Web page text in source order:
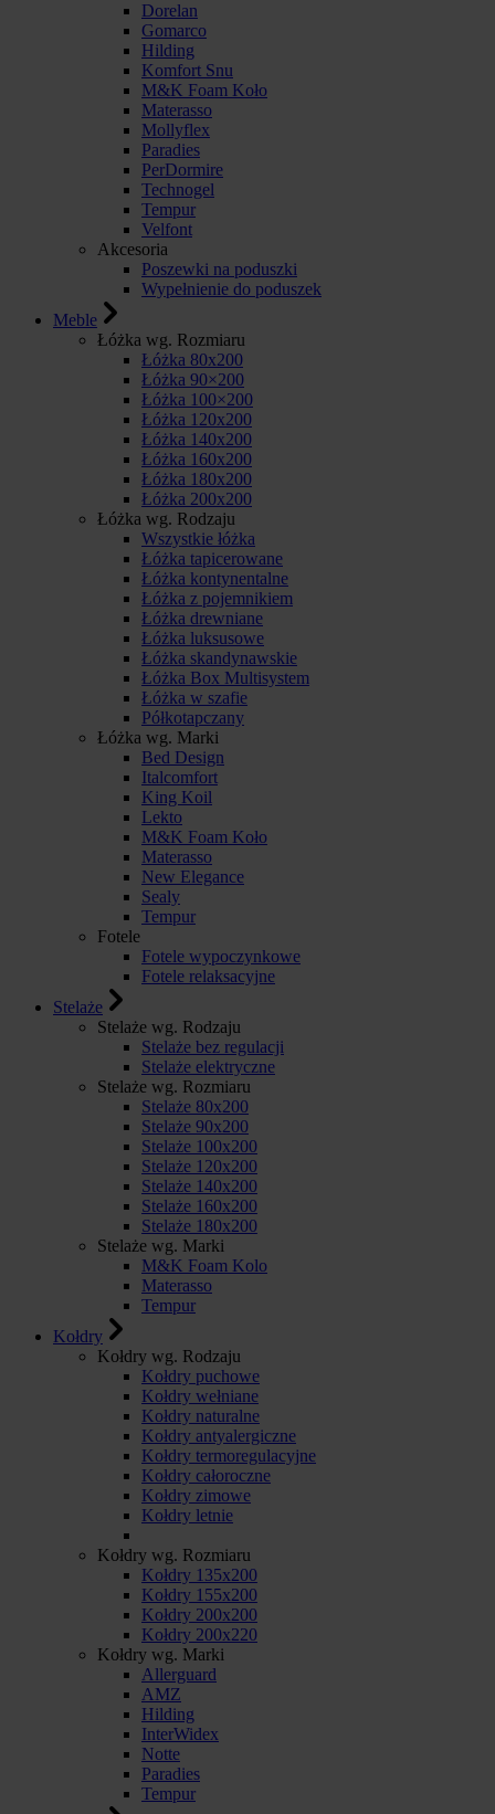
Dorelan
Gomarco
Hilding
Komfort Snu
M&K Foam Koło
Materasso
Mollyflex
Paradies
PerDormire
Technogel
Tempur
Velfont
Akcesoria
Poszewki na poduszki
Wypełnienie do poduszek
Meble
Łóżka wg. Rozmiaru
Łóżka 80x200
Łóżka 90×200
Łóżka 100×200
Łóżka 120x200
Łóżka 140x200
Łóżka 160x200
Łóżka 180x200
Łóżka 200x200
Łóżka wg. Rodzaju
Wszystkie łóżka
Łóżka tapicerowane
Łóżka kontynentalne
Łóżka z pojemnikiem
Łóżka drewniane
Łóżka luksusowe
Łóżka skandynawskie
Łóżka Box Multisystem
Łóżka w szafie
Półkotapczany
Łóżka wg. Marki
Bed Design
Italcomfort
King Koil
Lekto
M&K Foam Koło
Materasso
New Elegance
Sealy
Tempur
Fotele
Fotele wypoczynkowe
Fotele relaksacyjne
Stelaże
Stelaże wg. Rodzaju
Stelaże bez regulacji
Stelaże elektryczne
Stelaże wg. Rozmiaru
Stelaże 80x200
Stelaże 90x200
Stelaże 100x200
Stelaże 120x200
Stelaże 140x200
Stelaże 160x200
Stelaże 180x200
Stelaże wg. Marki
M&K Foam Kolo
Materasso
Tempur
Kołdry
Kołdry wg. Rodzaju
Kołdry puchowe
Kołdry wełniane
Kołdry naturalne
Kołdry antyalergiczne
Kołdry termoregulacyjne
Kołdry całoroczne
Kołdry zimowe
Kołdry letnie
Kołdry wg. Rozmiaru
Kołdry 135x200
Kołdry 155x200
Kołdry 200x200
Kołdry 200x220
Kołdry wg. Marki
Allerguard
AMZ
Hilding
InterWidex
Notte
Paradies
Tempur